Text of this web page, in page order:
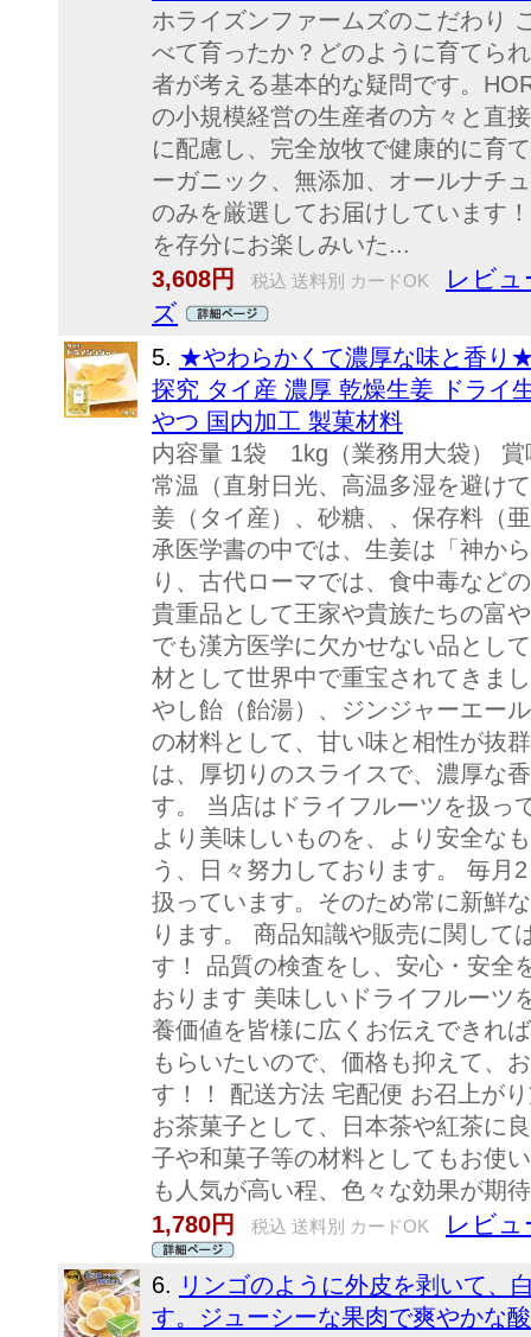
ホライズンファームズのこだわり
べて育ったか？どのように育てら
者が考える基本的な疑問です。
の小規模経営の生産者の方々と直
に配慮し、完全放牧で健康的に育
ーガニック、無添加、オールナチ
のみを厳選してお届けしています
を存分にお楽しみいた...
3,608円
税込 送料別 カードOK
レビュ
ズ
5. ★やわらかくて濃厚な味と香り
探究 タイ産 濃厚 乾燥生姜 ドライ
やつ 国内加工 製菓材料
内容量 1袋 1kg（業務用大袋） 賞
常温（直射日光、高温多湿を避け
姜（タイ産）、砂糖、、保存料
承医学書の中では、生姜は「神か
り、古代ローマでは、食中毒など
貴重品として王家や貴族たちの富
でも漢方医学に欠かせない品とし
材として世界中で重宝されてきま
やし飴（飴湯）、ジンジャーエー
の材料として、甘い味と相性が抜
は、厚切りのスライスで、濃厚な
す。 当店はドライフルーツを扱っ
より美味しいものを、より安全な
う、日々努力しております。 毎月
扱っています。そのため常に新鮮
ります。 商品知識や販売に関して
す！ 品質の検査をし、安心・安全
おります 美味しいドライフルーツ
養価値を皆様に広くお伝えできれ
もらいたいので、価格も抑えて、
す！！ 配送方法 宅配便 お召上が
お茶菓子として、日本茶や紅茶に
子や和菓子等の材料としてもお使
も人気が高い程、色々な効果が
1,780円
税込 送料別 カードOK レビュ
6. リンゴのように外皮を剥いて、
す。ジューシーな果肉で爽やかな